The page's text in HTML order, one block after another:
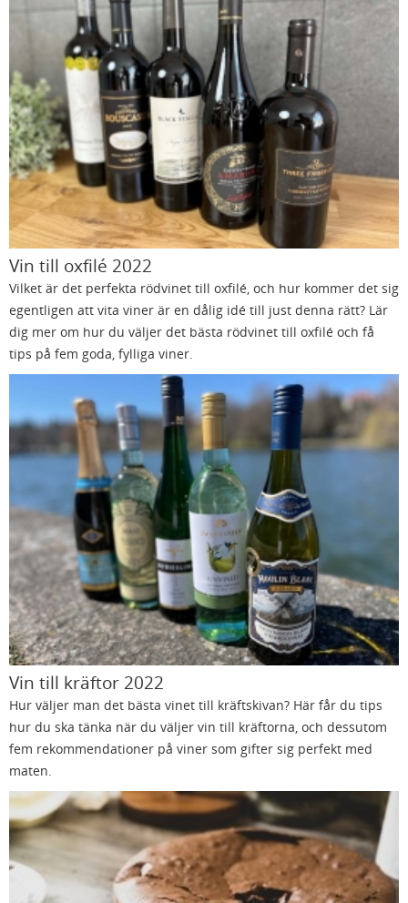
Vin till oxfilé 2022
Vilket är det perfekta rödvinet till oxfilé, och hur kommer det sig
egentligen att vita viner är en dålig idé till just denna rätt? Lär
dig mer om hur du väljer det bästa rödvinet till oxfilé och få
tips på fem goda, fylliga viner.
Vin till kräftor 2022
Hur väljer man det bästa vinet till kräftskivan? Här får du tips
hur du ska tänka när du väljer vin till kräftorna, och dessutom
fem rekommendationer på viner som gifter sig perfekt med
maten.